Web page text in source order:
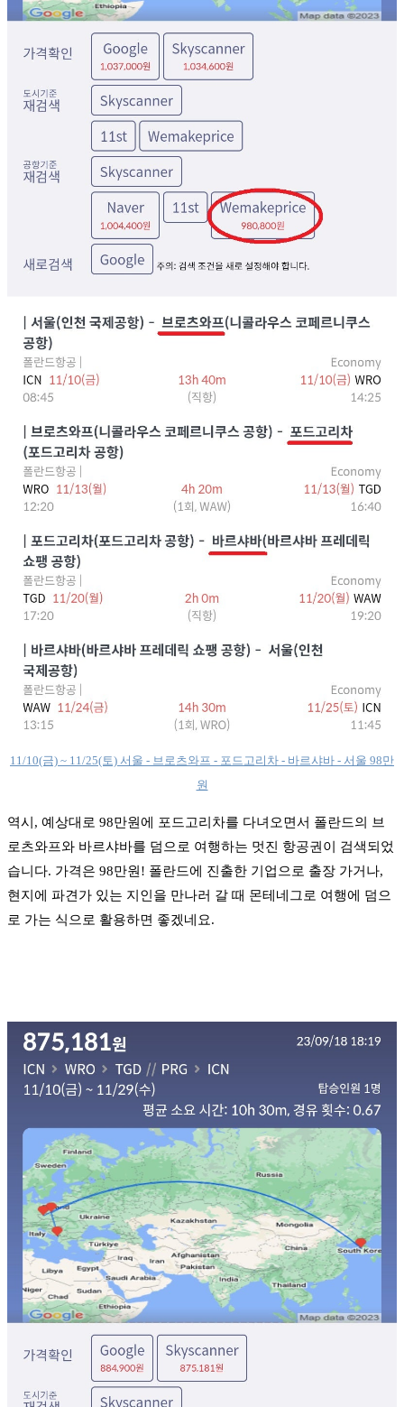
11/10(금) ~ 11/25(토) 서울 - 브로츠와프 - 포드고리차 - 바르샤바 - 서울 98만
원
역시, 예상대로 98만원에 포드고리차를 다녀오면서 폴란드의 브
로츠와프와 바르샤바를 덤으로 여행하는 멋진 항공권이 검색되었
습니다. 가격은 98만원! 폴란드에 진출한 기업으로 출장 가거나,
현지에 파견가 있는 지인을 만나러 갈 때 몬테네그로 여행에 덤으
로 가는 식으로 활용하면 좋겠네요.